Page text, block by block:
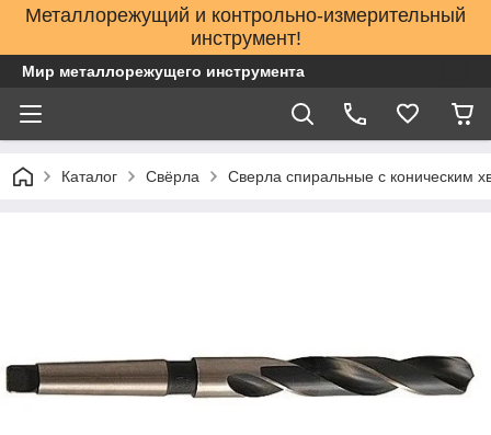
Металлорежущий и контрольно-измерительный
инструмент!
Мир металлорежущего инструмента
Каталог Свёрла Сверла спиральные с коническим